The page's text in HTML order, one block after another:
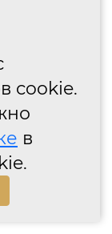
cookie.
в